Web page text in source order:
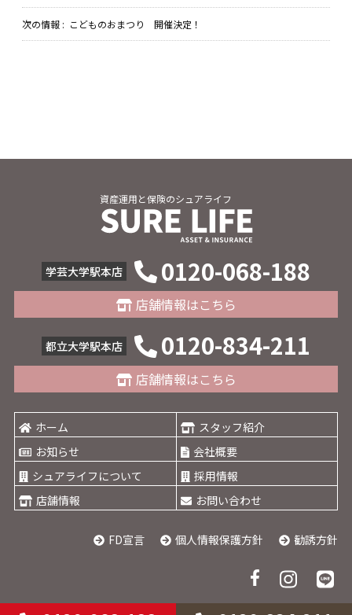
次の情報 : こどものおまつり 開催決定！
資産運用と保険のシュアライフ
学芸大学駅本店 0120-068-188
店舗情報はこちら
都立大学駅本店 0120-834-211
店舗情報はこちら
ホーム
お知らせ
シュアライフについて
店舗情報
スタッフ紹介
会社概要
採用情報
お問い合わせ
FD宣言 個人情報保護方針 勧誘方針